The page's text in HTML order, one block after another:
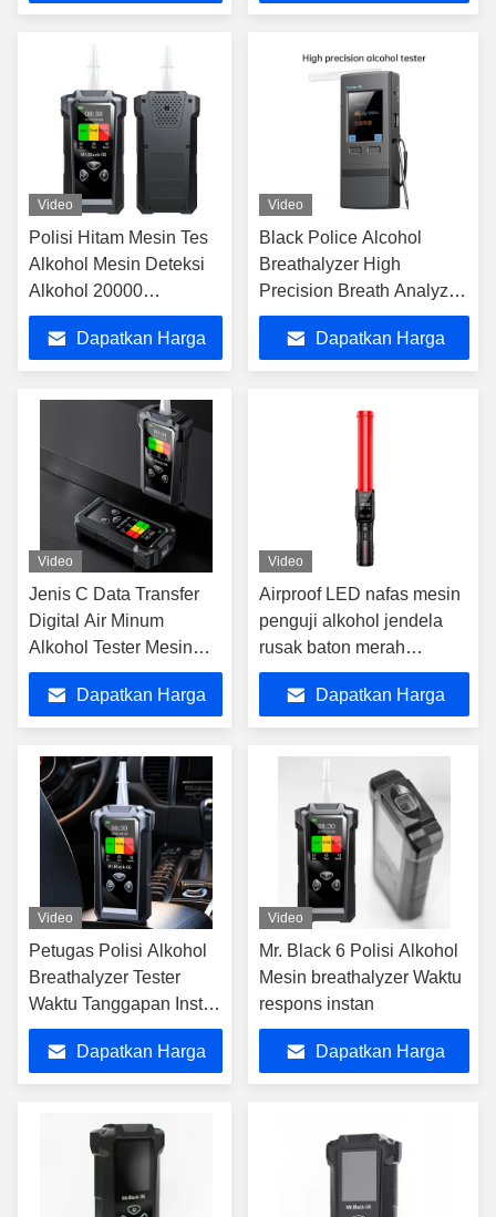
Video
Polisi Hitam Mesin Tes
Alkohol Mesin Deteksi
Alkohol 20000
Rekaman penyimpanan
Dapatkan Harga
Video
Black Police Alcohol
Breathalyzer High
Precision Breath Analyzer
Mesin ZBK-90
Dapatkan Harga
Video
Jenis C Data Transfer
Digital Air Minum
Alkohol Tester Mesin
Ringan Untuk
Penegakan Hukum
Dapatkan Harga
Video
Airproof LED nafas mesin
penguji alkohol jendela
rusak baton merah
breathalyzer
Dapatkan Harga
Video
Petugas Polisi Alkohol
Breathalyzer Tester
Waktu Tanggapan Instan
Dengan Layar LCD
Dapatkan Harga
Video
Mr. Black 6 Polisi Alkohol
Mesin breathalyzer Waktu
respons instan
Dapatkan Harga